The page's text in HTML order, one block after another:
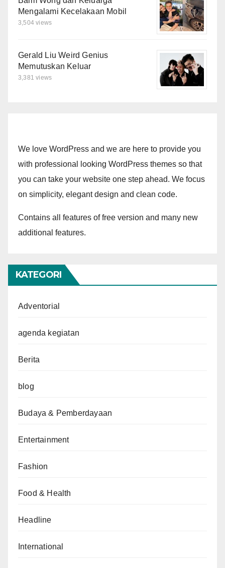
Mengalami Kecelakaan Mobil
3,504 views
Gerald Liu Weird Genius
Memutuskan Keluar
3,381 views
We love WordPress and we are here to provide you
with professional looking WordPress themes so that
you can take your website one step ahead. We focus
on simplicity, elegant design and clean code.
Contains all features of free version and many new
additional features.
KATEGORI
Adventorial
agenda kegiatan
Berita
blog
Budaya & Pemberdayaan
Entertainment
Fashion
Food & Health
Headline
International